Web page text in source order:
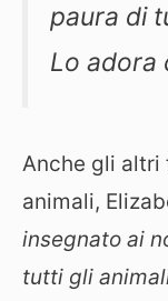
paura di
Lo adora
Anche gli altri
animali,
insegnato ai
tutti gli